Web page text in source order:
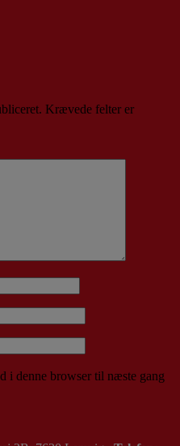
Krævede felter er
i denne browser til næste gang